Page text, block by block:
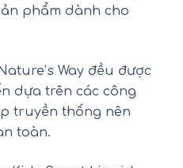
phẩm dành cho
Way đều được
dựa trên các công
truyền thống nên
toàn.